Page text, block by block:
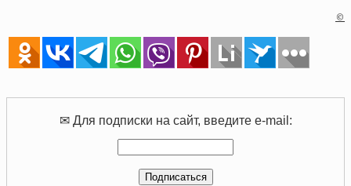
©
✉ Для подписки на сайт, введите e-mail: